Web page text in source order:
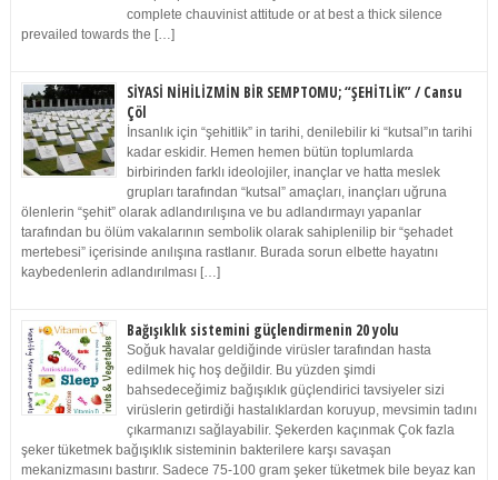
complete chauvinist attitude or at best a thick silence
prevailed towards the […]
SİYASİ NİHİLİZMİN BİR SEMPTOMU; “ŞEHİTLİK” / Cansu
Çöl
İnsanlık için “şehitlik” in tarihi, denilebilir ki “kutsal”ın tarihi
kadar eskidir. Hemen hemen bütün toplumlarda
birbirinden farklı ideolojiler, inançlar ve hatta meslek
grupları tarafından “kutsal” amaçları, inançları uğruna
ölenlerin “şehit” olarak adlandırılışına ve bu adlandırmayı yapanlar
tarafından bu ölüm vakalarının sembolik olarak sahiplenilip bir “şehadet
mertebesi” içerisinde anılışına rastlanır. Burada sorun elbette hayatını
kaybedenlerin adlandırılması […]
Bağışıklık sistemini güçlendirmenin 20 yolu
Soğuk havalar geldiğinde virüsler tarafından hasta
edilmek hiç hoş değildir. Bu yüzden şimdi
bahsedeceğimiz bağışıklık güçlendirici tavsiyeler sizi
virüslerin getirdiği hastalıklardan koruyup, mevsimin tadını
çıkarmanızı sağlayabilir. Şekerden kaçınmak Çok fazla
şeker tüketmek bağışıklık sisteminin bakterilere karşı savaşan
mekanizmasını bastırır. Sadece 75-100 gram şeker tüketmek bile beyaz kan